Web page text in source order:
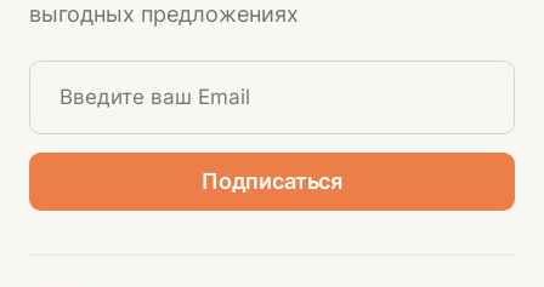
выгодных предложениях